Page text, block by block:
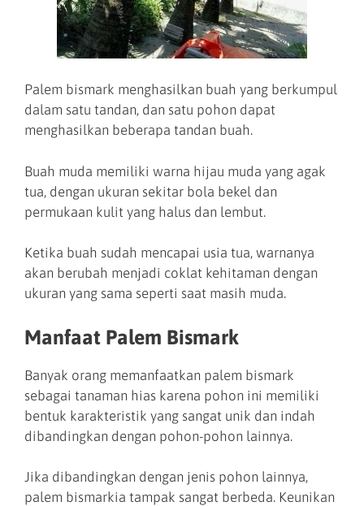
Palem bismark menghasilkan buah yang berkumpul
dalam satu tandan, dan satu pohon dapat
menghasilkan beberapa tandan buah.
Buah muda memiliki warna hijau muda yang agak
tua, dengan ukuran sekitar bola bekel dan
permukaan kulit yang halus dan lembut.
Ketika buah sudah mencapai usia tua, warnanya
akan berubah menjadi coklat kehitaman dengan
ukuran yang sama seperti saat masih muda.
Manfaat Palem Bismark
Banyak orang memanfaatkan palem bismark
sebagai tanaman hias karena pohon ini memiliki
bentuk karakteristik yang sangat unik dan indah
dibandingkan dengan pohon-pohon lainnya.
Jika dibandingkan dengan jenis pohon lainnya,
palem bismarkia tampak sangat berbeda. Keunikan